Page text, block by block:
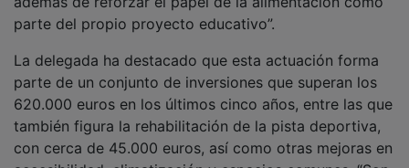
parte del propio proyecto educativo”.
parte de un conjunto de inversiones que superan los
620.000 euros en los últimos cinco años, entre las que
también figura la rehabilitación de la pista deportiva,
con cerca de 45.000 euros, así como otras mejoras en
accesibilidad, climatización y espacios comunes. “Son